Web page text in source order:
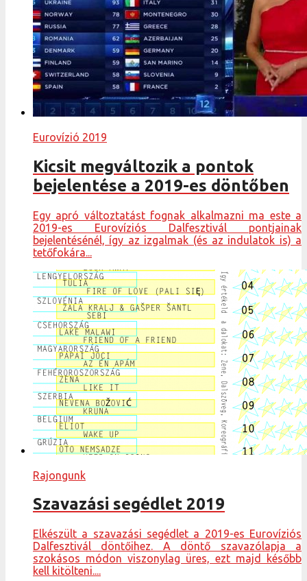
Eurovízió 2019
Kicsit megváltozik a pontok
bejelentése a 2019-es döntőben
Egy apró változtatást fognak alkalmazni ma este a
2019-es Eurovíziós Dalfesztivál pontjainak
bejelentésénél, így az izgalmak (és az indulatok is) a
tetőfokára...
Rajongunk
Szavazási segédlet 2019
Elkészült a szavazási segédlet a 2019-es Eurovíziós
Dalfesztivál döntőihez. A döntő szavazólapja a
szokásos módon viszonylag üres, ezt majd később
kell kitölteni....